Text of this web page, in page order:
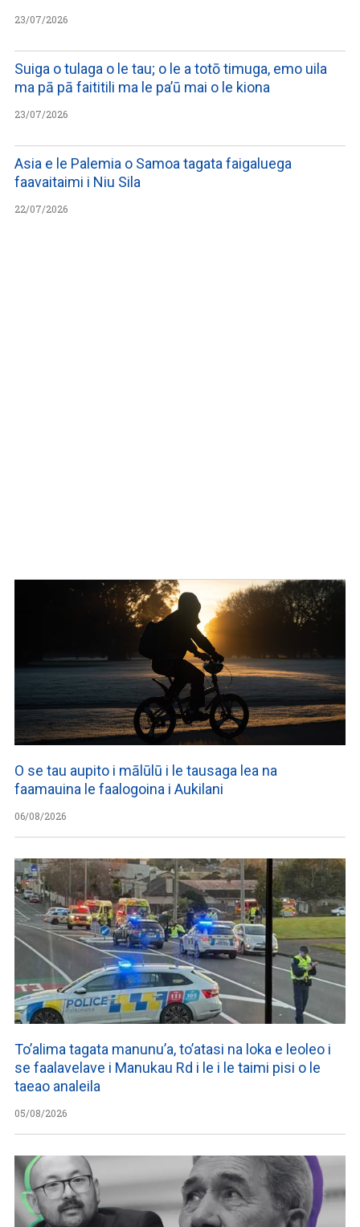
23/07/2026
Suiga o tulaga o le tau; o le a totō timuga, emo uila
ma pā pā faititili ma le pa’ū mai o le kiona
23/07/2026
Asia e le Palemia o Samoa tagata faigaluega
faavaitaimi i Niu Sila
22/07/2026
O se tau aupito i mālūlū i le tausaga lea na
faamauina le faalogoina i Aukilani
06/08/2026
To’alima tagata manunu’a, to’atasi na loka e leoleo i
se faalavelave i Manukau Rd i le i le taimi pisi o le
taeao analeila
05/08/2026